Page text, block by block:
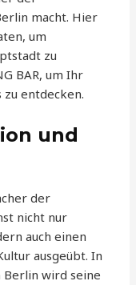
macht. Hier
um
zu
BAR, um Ihr
zu entdecken.
und
der
nicht nur
auch einen
ausgeübt. In
Berlin wird seine